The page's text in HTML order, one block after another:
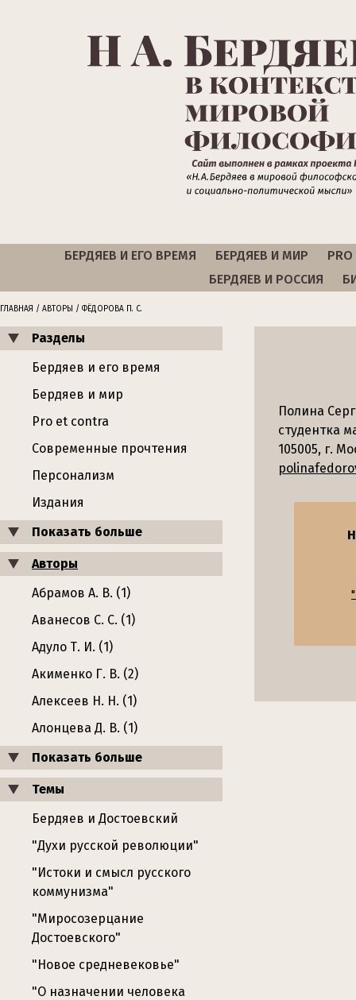
БЕРДЯЕВ И ЕГО ВРЕМЯ БЕРДЯЕВ И МИР
PRO
БЕРДЯЕВ И РОССИЯ
ГЛАВНАЯ / АВТОРЫ / ФЁДОРОВА П. С.
Разделы
Бердяев и его время
Бердяев и мир
Pro et contra
Современные прочтения
Персонализм
Издания
Показать больше
Авторы
Абрамов А. В. (1)
Аванесов С. С. (1)
Адуло Т. И. (1)
Акименко Г. В. (2)
Алексеев Н. Н. (1)
Алонцева Д. В. (1)
Показать больше
Темы
Бердяев и Достоевский
"Духи русской революции"
"Истоки и смысл русского
коммунизма"
"Миросозерцание
Достоевского"
"Новое средневековье"
"О назначении человека
Полина
студентка
105005, г.